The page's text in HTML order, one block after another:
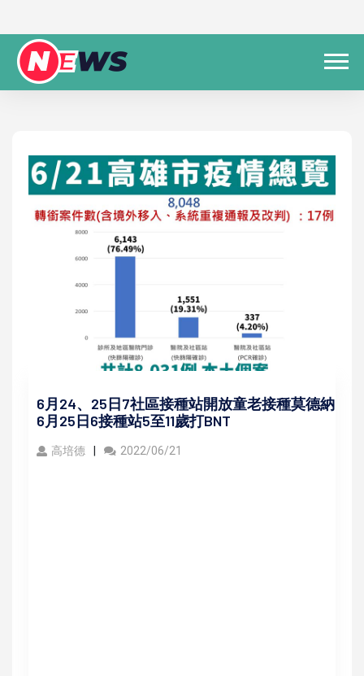
6月24、25日7社區接種站開放童老接種莫德納
6月25日6接種站5至11歲打BNT
高培德 2022/06/21